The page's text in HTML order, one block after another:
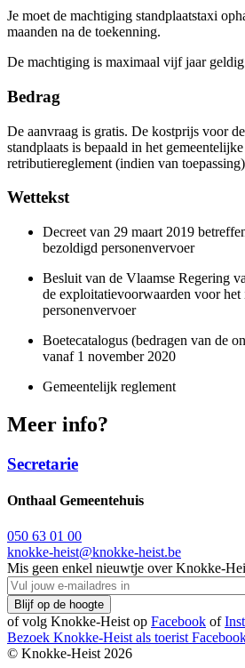
Je moet de machtiging standplaatstaxi
maanden na de toekenning.
De machtiging is maximaal vijf jaar
Bedrag
De aanvraag is gratis. De kostprijs voor
standplaats is bepaald in het
retributiereglement (indien van
Wettekst
Decreet van 29 maart 2019
bezoldigd personenvervoer
Besluit van de Vlaamse Regering
de exploitatievoorwaarden voor
personenvervoer
Boetecatalogus (bedragen van de
vanaf 1 november 2020
Gemeentelijk reglement
Meer info?
Secretarie
Onthaal Gemeentehuis
050 63 01 00
knokke-heist@knokke-heist.be
Mis geen enkel nieuwtje over Knokke-
of volg Knokke-Heist op Facebook of
Bezoek Knokke-Heist als toerist
© Knokke-Heist 2026